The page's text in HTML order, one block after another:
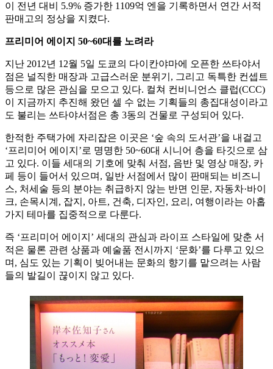
이 전년 대비 5.9% 증가한 1109억 엔을 기록하면서 연간 서적
판매고의 정상을 지켰다.
프리미어 에이지 50~60대를 노려라
지난 2012년 12월 5일 도쿄의 다이칸야마에 오픈한 쓰타야서
점은 널직한 매장과 고급스러운 분위기, 그리고 독특한 컨셉트
등으로 많은 관심을 모으고 있다. 컬쳐 컨비니언스 클럽(CCC)
이 지금까지 추진해 왔던 셀 수 없는 기획들의 총집대성이라고
도 불리는 쓰타야서점은 총 3동의 건물로 구성되어 있다.
한적한 주택가에 자리잡은 이곳은 ‘숲 속의 도서관’을 내걸고
‘프리미어 에이지’로 명명한 50~60대 시니어 층을 타깃으로 삼
고 있다. 이들 세대의 기호에 맞춰 서점, 음반 및 영상 매장, 카
페 등이 들어서 있으며, 일반 서점에서 많이 판매되는 비즈니
스, 처세술 등의 분야는 취급하지 않는 반면 인문, 자동차·바이
크, 손목시계, 잡지, 아트, 건축, 디자인, 요리, 여행이라는 아홉
가지 테마를 집중적으로 다룬다.
즉 ‘프리미어 에이지’ 세대의 관심과 라이프 스타일에 맞춘 서
적은 물론 관련 상품과 예술품 전시까지 ‘문화’를 다루고 있으
며, 심도 있는 기획이 빚어내는 문화의 향기를 맡으려는 사람
들의 발길이 끊이지 않고 있다.